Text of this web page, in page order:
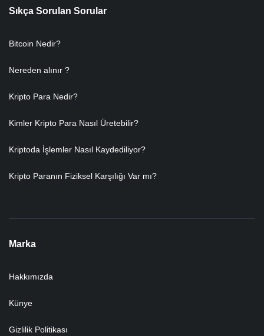
Sıkça Sorulan Sorular
Bitcoin Nedir?
Nereden alınır ?
Kripto Para Nedir?
Kimler Kripto Para Nasıl Üretebilir?
Kriptoda İşlemler Nasıl Kaydediliyor?
Kripto Paranın Fiziksel Karşılığı Var mı?
Marka
Hakkımızda
Künye
Gizlilik Politikası